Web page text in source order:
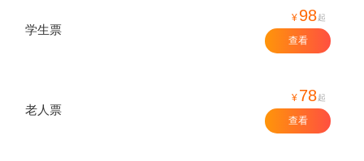
学生票
¥ 98起
查看
老人票
¥ 78起
查看